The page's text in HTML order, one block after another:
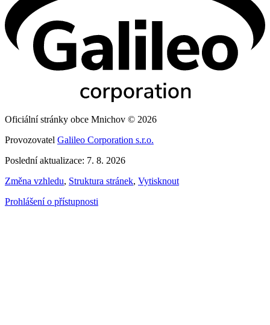
Oficiální stránky obce Mnichov © 2026
Provozovatel Galileo Corporation s.r.o.
Poslední aktualizace: 7. 8. 2026
Změna vzhledu, Struktura stránek, Vytisknout
Prohlášení o přístupnosti